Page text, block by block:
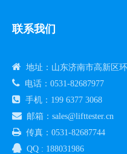
联系我们
 地址：山东济南市高新区
 电话：0531-82687977
 手机：199 6377 3068
 邮箱：sales@lifttester.cn
 传真：0531-82687744
 QQ : 188031986